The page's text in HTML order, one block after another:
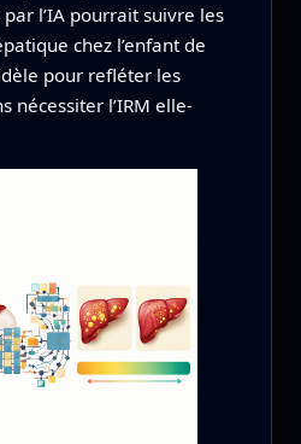
l’IA pourrait suivre les
chez l’enfant de
pour refléter les
nécessiter l’IRM elle-